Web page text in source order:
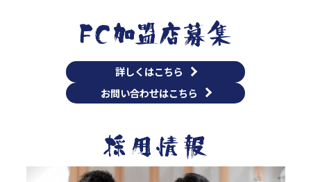
詳しくはこちら
お問い合わせはこちら